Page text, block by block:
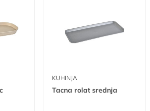
KUHINJA
Tacna rolat srednja